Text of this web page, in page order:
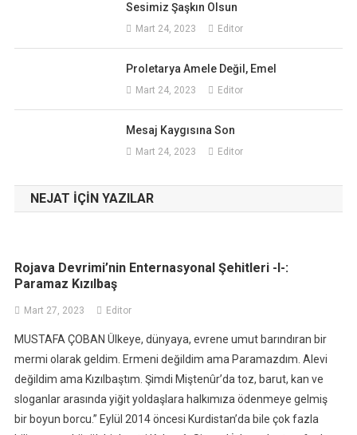
Sesimiz Şaşkın Olsun
Mart 24, 2023 Editor
Proletarya Amele Değil, Emel
Mart 24, 2023 Editor
Mesaj Kaygısına Son
Mart 24, 2023 Editor
NEJAT IÇIN YAZILAR
Rojava Devrimi’nin Enternasyonal Şehitleri -I-:
Paramaz Kızılbaş
Mart 27, 2023 Editor
MUSTAFA ÇOBAN Ülkeye, dünyaya, evrene umut barındıran bir
mermi olarak geldim. Ermeni değildim ama Paramazdım. Alevi
değildim ama Kızılbaştım. Şimdi Miştenûr’da toz, barut, kan ve
sloganlar arasında yiğit yoldaşlara halkımıza ödenmeye gelmiş
bir boyun borcu.” Eylül 2014 öncesi Kurdistan’da bile çok fazla